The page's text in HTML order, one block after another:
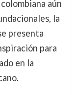
aún
la
presenta
para
en la